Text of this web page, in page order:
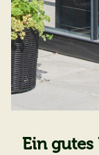
Ein